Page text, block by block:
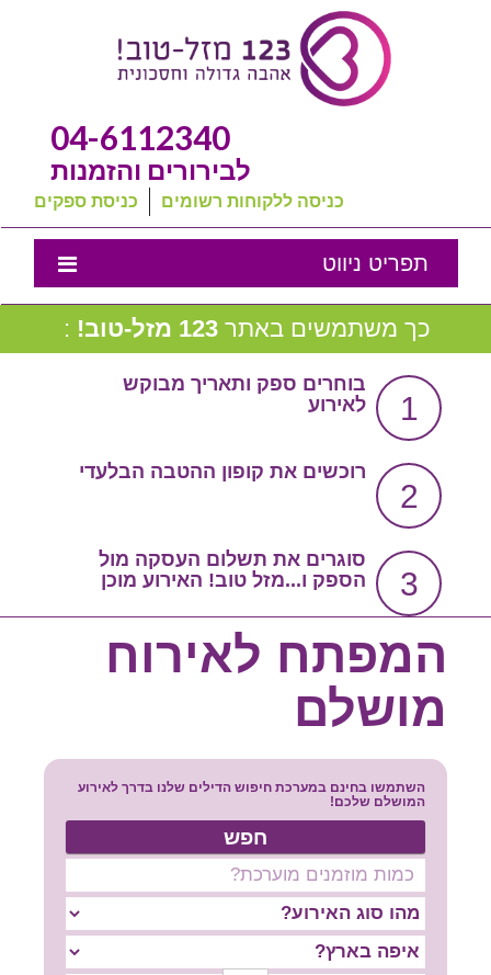
04-6112340
לבירורים והזמנות
כניסת ספקים כניסה ללקוחות רשומים
תפריט ניווט
אמנת השירות
נבחרת המומלצים שלנו
טיפים לחתונה
צור קשר
סרטון הסבר
כך משתמשים באתר 123 מזל-טוב! :
1
בוחרים ספק ותאריך מבוקש
לאירוע
2
רוכשים את קופון ההטבה הבלעדי
3
סוגרים את תשלום העסקה מול
הספק ו...מזל טוב! האירוע מוכן
המפתח לאירוח
מושלם
השתמשו בחינם במערכת חיפוש הדילים שלנו בדרך לאירוע
המושלם שלכם!
חפש